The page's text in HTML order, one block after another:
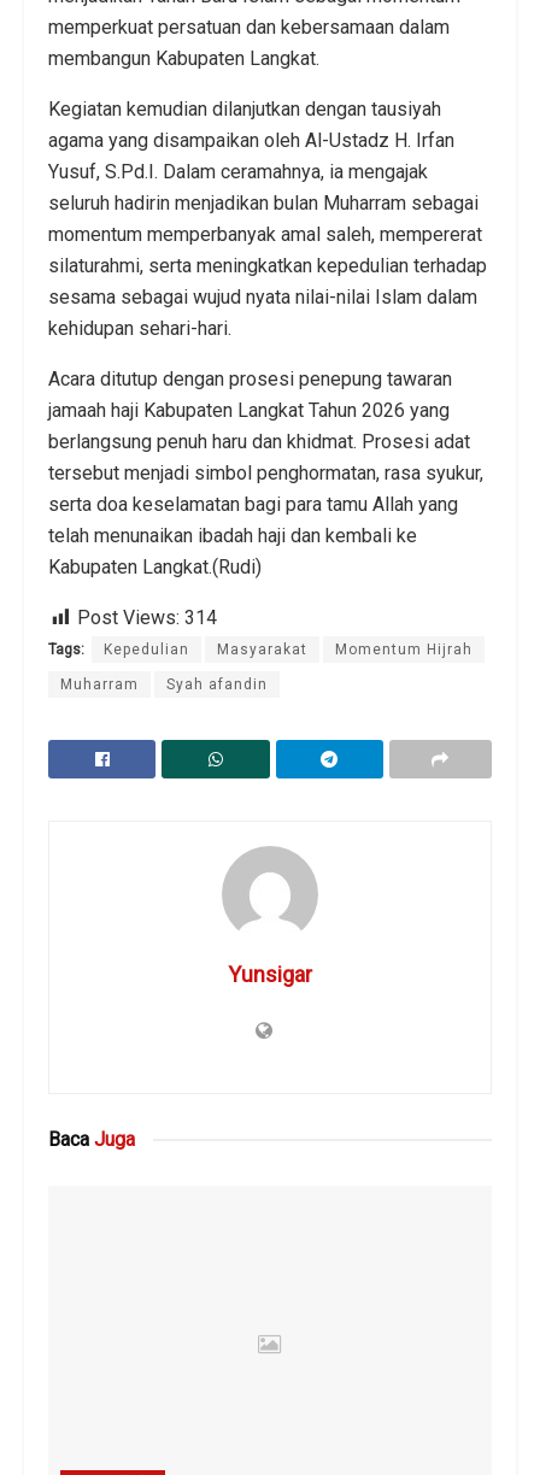
memperkuat persatuan dan kebersamaan dalam
membangun Kabupaten Langkat.
Kegiatan kemudian dilanjutkan dengan tausiyah
agama yang disampaikan oleh Al-Ustadz H. Irfan
Yusuf, S.Pd.I. Dalam ceramahnya, ia mengajak
seluruh hadirin menjadikan bulan Muharram sebagai
momentum memperbanyak amal saleh, mempererat
silaturahmi, serta meningkatkan kepedulian terhadap
sesama sebagai wujud nyata nilai-nilai Islam dalam
kehidupan sehari-hari.
Acara ditutup dengan prosesi penepung tawaran
jamaah haji Kabupaten Langkat Tahun 2026 yang
berlangsung penuh haru dan khidmat. Prosesi adat
tersebut menjadi simbol penghormatan, rasa syukur,
serta doa keselamatan bagi para tamu Allah yang
telah menunaikan ibadah haji dan kembali ke
Kabupaten Langkat.(Rudi)
Post Views: 314
Tags: Kepedulian Masyarakat Momentum Hijrah
Muharram Syah afandin
Yunsigar
Baca Juga